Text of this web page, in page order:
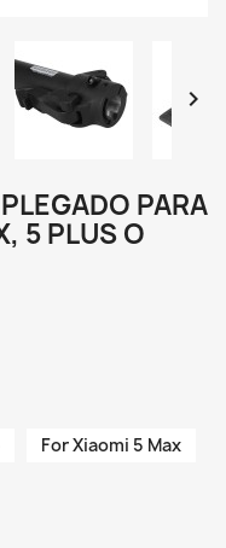

PARA
5 PLUS O
For Xiaomi 5 Max